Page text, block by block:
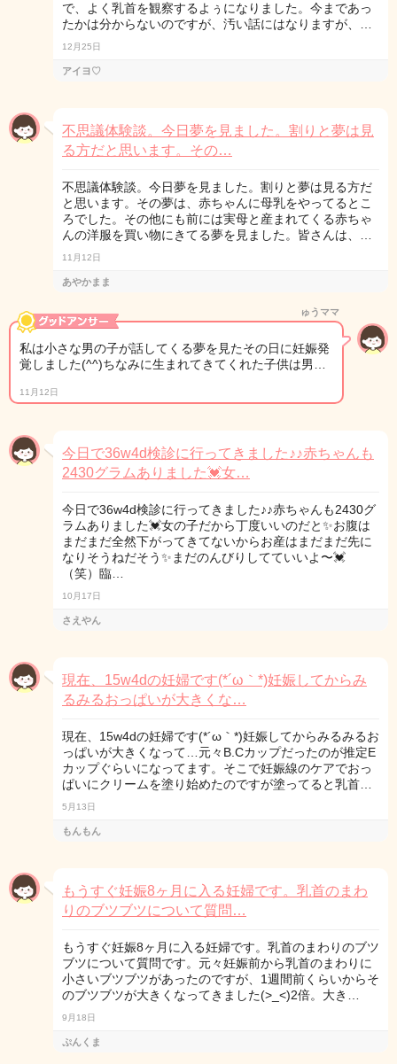
で、よく乳首を観察するよぅになりました。今まであっ
たかは分からないのですが、汚い話にはなりますが、…
12月25日
アイヨ♡
不思議体験談。今日夢を見ました。割りと夢は見
る方だと思います。その…
不思議体験談。今日夢を見ました。割りと夢は見る方だ
と思います。その夢は、赤ちゃんに母乳をやってるとこ
ろでした。その他にも前には実母と産まれてくる赤ちゃ
んの洋服を買い物にきてる夢を見ました。皆さんは、…
11月12日
あやかまま
ゅうママ
私は小さな男の子が話してくる夢を見たその日に妊娠発
覚しました(^^)ちなみに生まれてきてくれた子供は男…
11月12日
今日で36w4d検診に行ってきました♪♪赤ちゃんも
2430グラムありました💓女…
今日で36w4d検診に行ってきました♪♪赤ちゃんも2430グ
ラムありました💓女の子だから丁度いいのだと✨お腹は
まだまだ全然下がってきてないからお産はまだまだ先に
なりそうねだそう✨まだのんびりしてていいよ〜💓
（笑）臨…
10月17日
さえやん
現在、15w4dの妊婦です(*´ω｀*)妊娠してからみ
るみるおっぱいが大きくな…
現在、15w4dの妊婦です(*´ω｀*)妊娠してからみるみるお
っぱいが大きくなって…元々B.Cカップだったのが推定E
カップぐらいになってます。そこで妊娠線のケアでおっ
ぱいにクリームを塗り始めたのですが塗ってると乳首…
5月13日
もんもん
もうすぐ妊娠8ヶ月に入る妊婦です。乳首のまわ
りのブツブツについて質問…
もうすぐ妊娠8ヶ月に入る妊婦です。乳首のまわりのブツ
ブツについて質問です。元々妊娠前から乳首のまわりに
小さいブツブツがあったのですが、1週間前くらいからそ
のブツブツが大きくなってきました(>_<)2倍。大き…
9月18日
ぷんくま